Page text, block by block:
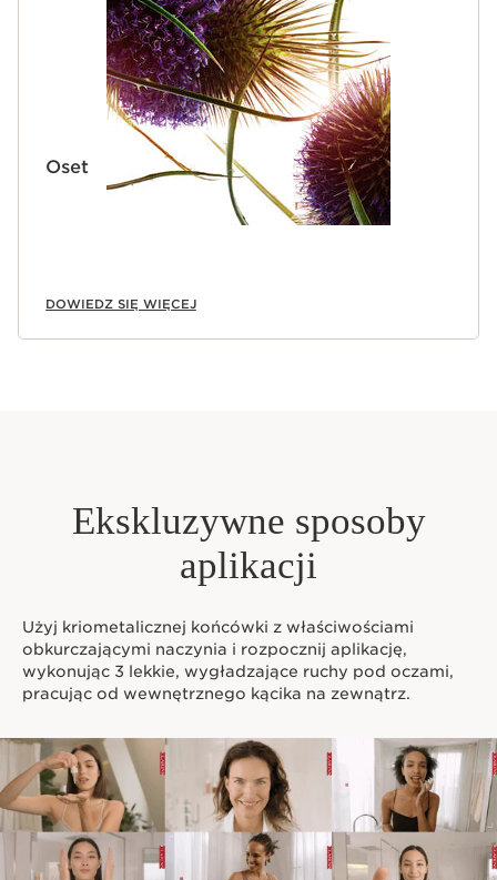
Oset
DOWIEDZ SIĘ WIĘCEJ
Ekskluzywne sposoby
aplikacji
Użyj kriometalicznej końcówki z właściwościami
obkurczającymi naczynia i rozpocznij aplikację,
wykonując 3 lekkie, wygładzające ruchy pod oczami,
pracując od wewnętrznego kącika na zewnątrz.